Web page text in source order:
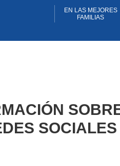
EN LAS MEJORES
FAMILIAS